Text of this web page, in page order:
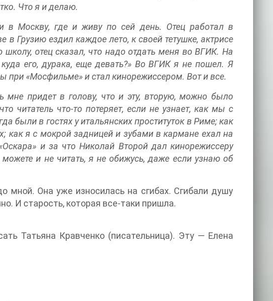
Что я и делаю.
в Москву, где и живу по сей день. Отец работал в
Грузию ездил каждое лето, к своей тетушке, актрисе
отец сказал, что надо отдать меня во ВГИК. На
его, дурака, еще девать?» Во ВГИК я не пошел. Я
при «Мосфильме» и стал кинорежиссером. Вот и все.
придет в голову, что и эту, вторую, можно было
читатель что-то потеряет, если не узнает, как мы с
были в гостях у итальянских проституток в Риме; как
как я с мокрой задницей и зубами в кармане ехал на
и за что Николай Второй дал кинорежиссеру
и не читать, я не обижусь, даже если узнаю об
Она уже износилась на сгибах. Сгибали душу
И старость, которая все-таки пришла.
Татьяна Кравченко (писательница). Эту — Елена